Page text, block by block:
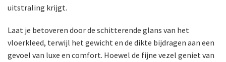
uitstraling krijgt.
Laat je betoveren door de schitterende glans van het
vloerkleed, terwijl het gewicht en de dikte bijdragen aan een
gevoel van luxe en comfort. Hoewel de fijne vezel geniet van